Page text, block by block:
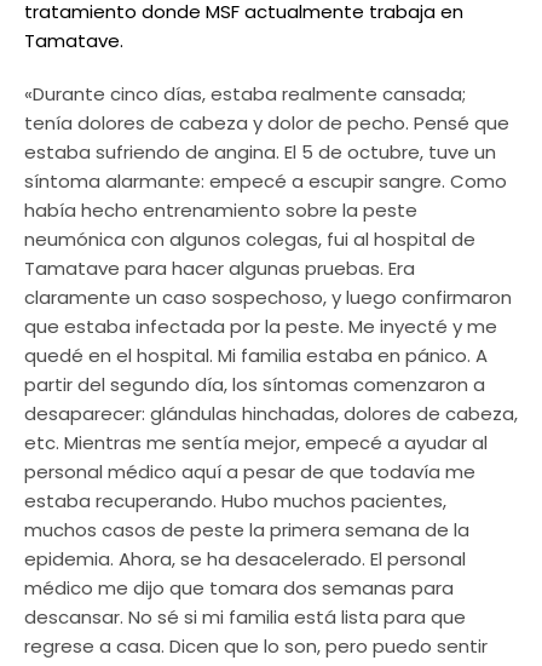
tratamiento donde MSF actualmente trabaja en
Tamatave.
«Durante cinco días, estaba realmente cansada;
tenía dolores de cabeza y dolor de pecho. Pensé que
estaba sufriendo de angina. El 5 de octubre, tuve un
síntoma alarmante: empecé a escupir sangre. Como
había hecho entrenamiento sobre la peste
neumónica con algunos colegas, fui al hospital de
Tamatave para hacer algunas pruebas. Era
claramente un caso sospechoso, y luego confirmaron
que estaba infectada por la peste. Me inyecté y me
quedé en el hospital. Mi familia estaba en pánico. A
partir del segundo día, los síntomas comenzaron a
desaparecer: glándulas hinchadas, dolores de cabeza,
etc. Mientras me sentía mejor, empecé a ayudar al
personal médico aquí a pesar de que todavía me
estaba recuperando. Hubo muchos pacientes,
muchos casos de peste la primera semana de la
epidemia. Ahora, se ha desacelerado. El personal
médico me dijo que tomara dos semanas para
descansar. No sé si mi familia está lista para que
regrese a casa. Dicen que lo son, pero puedo sentir